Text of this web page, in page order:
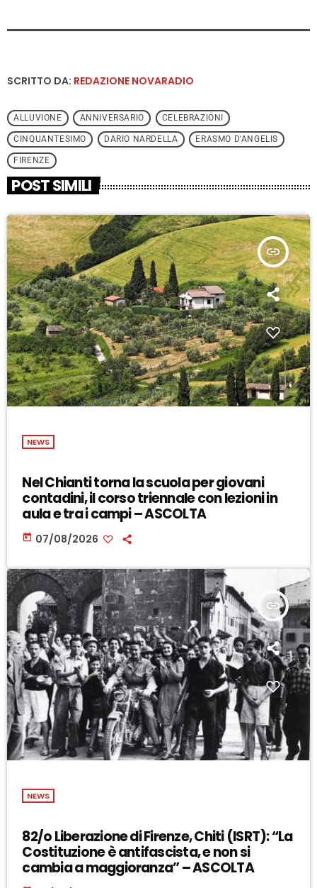
SCRITTO DA: REDAZIONE NOVARADIO
ALLUVIONE ANNIVERSARIO CELEBRAZIONI
CINQUANTESIMO DARIO NARDELLA ERASMO D'ANGELIS
FIRENZE
POST SIMILI
insert_link
NEWS
Nel Chianti torna la scuola per giovani
contadini, il corso triennale con lezioni in
aula e tra i campi – ASCOLTA
today 07/08/2026
insert_link
NEWS
82/o Liberazione di Firenze, Chiti (ISRT): “La
Costituzione è antifascista, e non si
cambia a maggioranza” – ASCOLTA